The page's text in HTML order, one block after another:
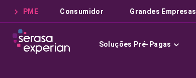
PME Consumidor Grandes Empresas
Soluções Pré-Pagas